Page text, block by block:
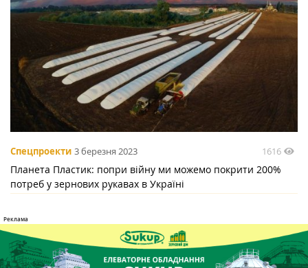
Спецпроекти 3 березня 2023 1616
Планета Пластик: попри війну ми можемо покрити 200%
потреб у зернових рукавах в Україні